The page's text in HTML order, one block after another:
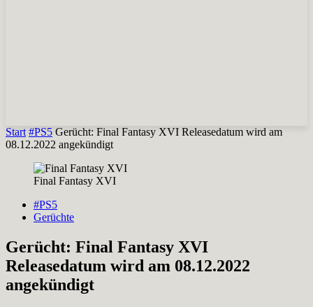
Start #PS5 Gerücht: Final Fantasy XVI Releasedatum wird am
08.12.2022 angekündigt
Final Fantasy XVI
#PS5
Gerüchte
Gerücht: Final Fantasy XVI
Releasedatum wird am 08.12.2022
angekündigt